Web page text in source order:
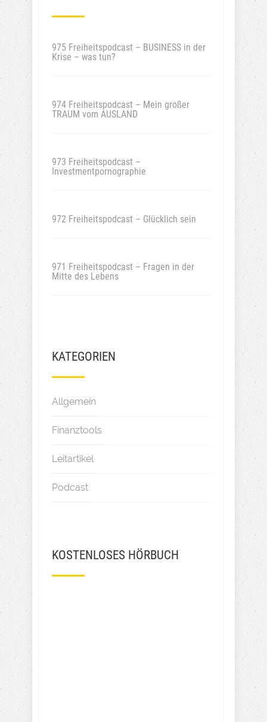
975 Freiheitspodcast – BUSINESS in der
Krise – was tun?
974 Freiheitspodcast – Mein großer
TRAUM vom AUSLAND
973 Freiheitspodcast –
Investmentpornographie
972 Freiheitspodcast – Glücklich sein
971 Freiheitspodcast – Fragen in der
Mitte des Lebens
KATEGORIEN
Allgemein
Finanztools
Leitartikel
Podcast
KOSTENLOSES HÖRBUCH